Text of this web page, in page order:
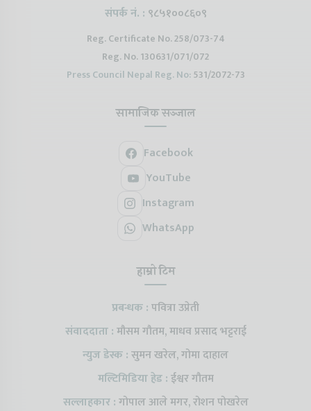
संपर्क नं. : ९८५१००८६०९
Reg. Certificate No. 258/073-74
Reg. No. 130631/071/072
Press Council Nepal Reg. No:531/2072-73
सामाजिक सञ्जाल
Facebook
YouTube
Instagram
WhatsApp
हाम्रो टिम
प्रबन्धक :पवित्रा उप्रेती
संवाददाता :मौसम गौतम, माधव प्रसाद भट्टराई
न्युज डेस्क :सुमन खरेल, गोमा दाहाल
मल्टिमिडिया हेड :ईश्वर गौतम
सल्लाहकार :गोपाल आले मगर, रोशन पोखरेल